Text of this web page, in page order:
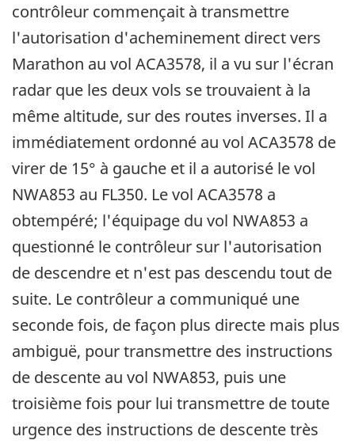
contrôleur commençait à transmettre
l'autorisation d'acheminement direct vers
Marathon au vol ACA3578, il a vu sur l'écran
radar que les deux vols se trouvaient à la
même altitude, sur des routes inverses. Il a
immédiatement ordonné au vol ACA3578 de
virer de 15° à gauche et il a autorisé le vol
NWA853 au FL350. Le vol ACA3578 a
obtempéré; l'équipage du vol NWA853 a
questionné le contrôleur sur l'autorisation
de descendre et n'est pas descendu tout de
suite. Le contrôleur a communiqué une
seconde fois, de façon plus directe mais plus
ambiguë, pour transmettre des instructions
de descente au vol NWA853, puis une
troisième fois pour lui transmettre de toute
urgence des instructions de descente très